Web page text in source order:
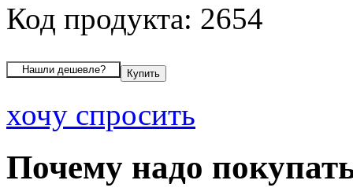
Код продукта: 2654
хочу спросить
Почему надо